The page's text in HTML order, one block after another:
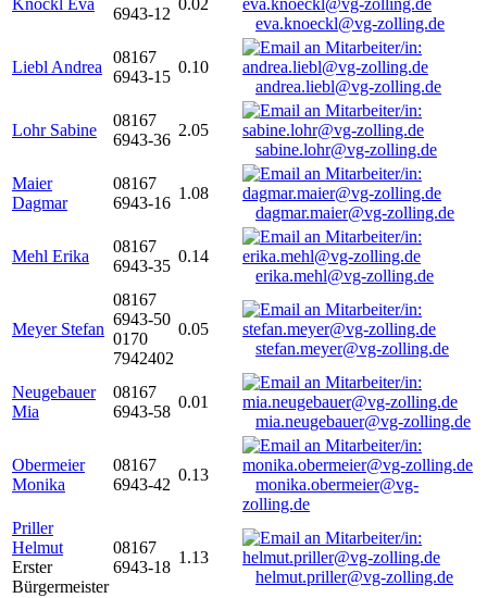
Knöckl Eva
6943-12
0.02
eva.knoeckl@vg-zolling.de
Liebl Andrea
08167
6943-15
0.10
andrea.liebl@vg-zolling.de
Lohr Sabine
08167
6943-36
2.05
sabine.lohr@vg-zolling.de
Maier
Dagmar
08167
6943-16
1.08
dagmar.maier@vg-zolling.de
Mehl Erika
08167
6943-35
0.14
erika.mehl@vg-zolling.de
Meyer Stefan
08167
6943-50
0170
7942402
0.05
stefan.meyer@vg-zolling.de
Neugebauer
Mia
08167
6943-58
0.01
mia.neugebauer@vg-zolling.de
Obermeier
Monika
08167
6943-42
0.13
monika.obermeier@vg-
zolling.de
Priller
Helmut
Erster
Bürgermeister
08167
6943-18
1.13
helmut.priller@vg-zolling.de